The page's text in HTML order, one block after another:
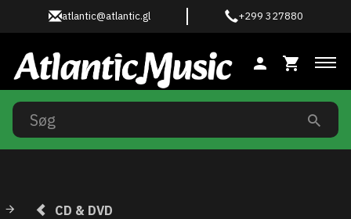
atlantic@atlantic.gl +299 327880
CD & DVD